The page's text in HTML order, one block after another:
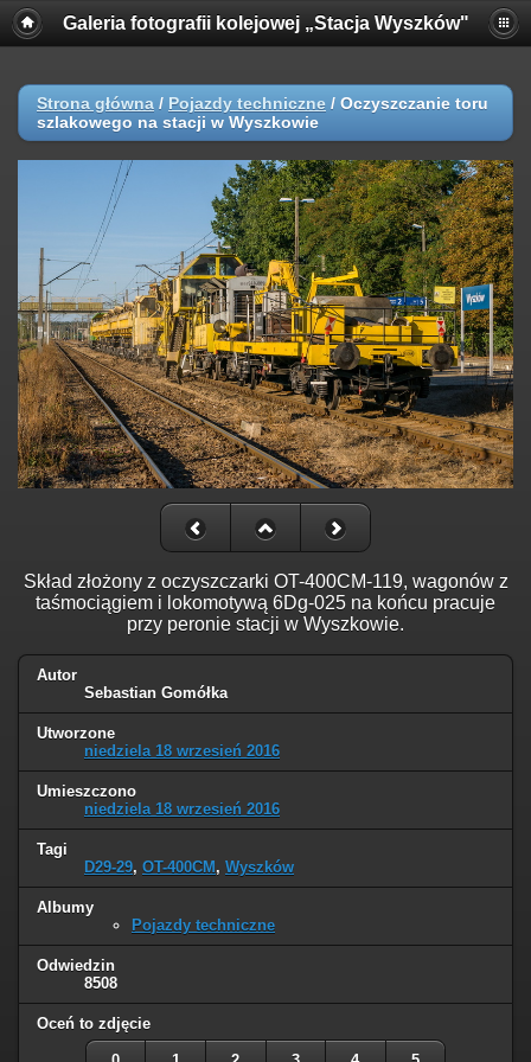
Galeria fotografii kolejowej „Stacja Wyszków"
Strona główna / Pojazdy techniczne / Oczyszczanie toru
szlakowego na stacji w Wyszkowie
Skład złożony z oczyszczarki OT-400CM-119, wagonów z
taśmociągiem i lokomotywą 6Dg-025 na końcu pracuje
przy peronie stacji w Wyszkowie.
Autor
Sebastian Gomółka
Utworzone
niedziela 18 wrzesień 2016
Umieszczono
niedziela 18 wrzesień 2016
Tagi
D29-29, OT-400CM , Wyszków
Albumy
Pojazdy techniczne
Odwiedzin
8508
Oceń to zdjęcie